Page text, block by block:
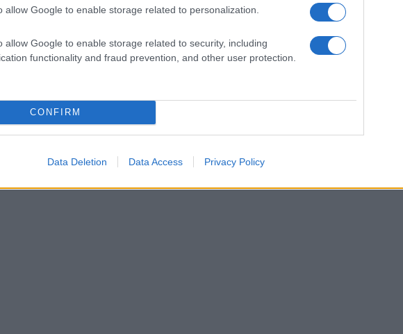
allow Google to enable storage related to personalization.
allow Google to enable storage related to security, including
functionality and fraud prevention, and other user protection.
CONFIRM
Data Deletion Data Access Privacy Policy
Tronchetti Provera. Questo nuovo
una ritrovata luce e positività, un messaggio
una foto insieme a lui sul suo profilo
ma un semplice scintillio, simbolo della sua
capacità di comunicare senza parole?